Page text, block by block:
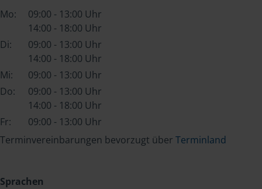
Mo:
09:00 - 13:00 Uhr
14:00 - 18:00 Uhr
Di:
09:00 - 13:00 Uhr
14:00 - 18:00 Uhr
Mi:
09:00 - 13:00 Uhr
Do:
09:00 - 13:00 Uhr
14:00 - 18:00 Uhr
Fr:
09:00 - 13:00 Uhr
Terminvereinbarungen bevorzugt über Terminland
Sprachen